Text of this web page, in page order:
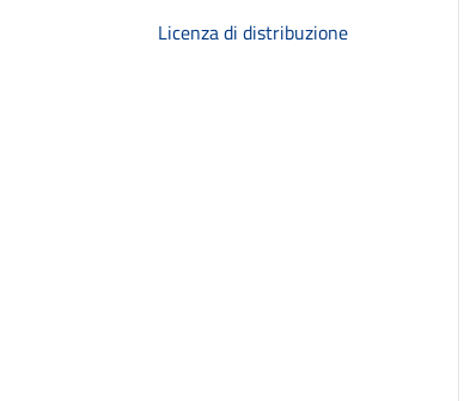
Licenza di distribuzione